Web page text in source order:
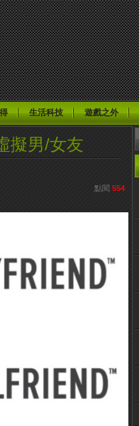
生活科技 遊戲之外
擬男/女友
點閱 554